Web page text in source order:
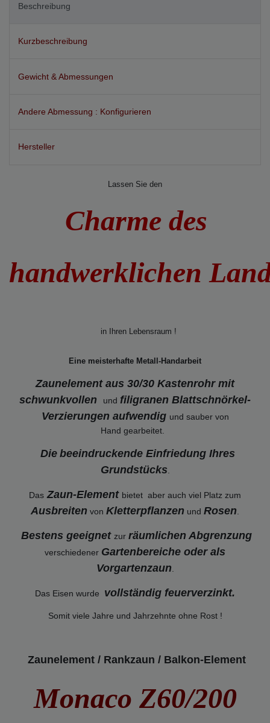
Beschreibung
Kurzbeschreibung
Gewicht & Abmessungen
Andere Abmessung : Konfigurieren
Hersteller
Lassen Sie den
Charme des
handwerklichen
in Ihren Lebensraum !
Eine meisterhafte Metall-Handarbeit
Zaunelement aus 30/30 Kastenrohr mit
schwunkvollen
und filigranen Blattschnörkel-
Verzierungen aufwendig und sauber von
Hand gearbeitet.
Die beeindruckende Einfriedung Ihres
Grundstücks
Das Zaun-Element bietet aber auch viel Platz zum
Ausbreiten von Kletterpflanzen und Rosen
Bestens geeignet zur räumlichen Abgrenzung
verschiedener Gartenbereiche oder als
Vorgartenzaun
Das Eisen wurde vollständig feuerverzinkt.
Somit viele Jahre und Jahrzehnte ohne Rost !
Zaunelement / Rankzaun / Balkon-Element
Monaco Z60/200